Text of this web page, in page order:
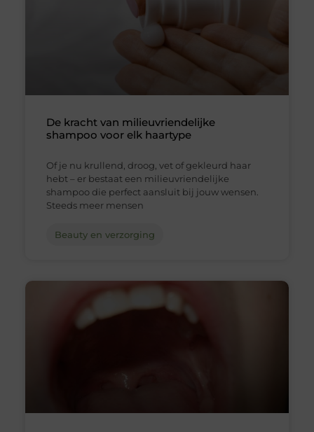
De kracht van milieuvriendelijke
shampoo voor elk haartype
Of je nu krullend, droog, vet of gekleurd haar
hebt – er bestaat een milieuvriendelijke
shampoo die perfect aansluit bij jouw wensen.
Steeds meer mensen
Beauty en verzorging